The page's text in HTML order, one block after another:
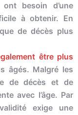
besoin d’une
à obtenir. En
de décès plus
être plus
âgés. Malgré les
de décès et de
avec l’âge. Par
exige une